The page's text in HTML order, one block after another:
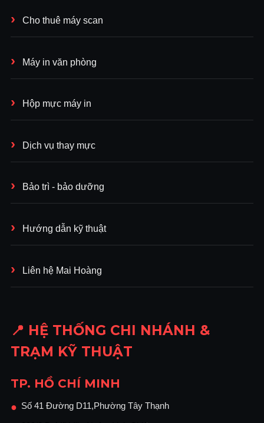
Cho thuê máy scan
Máy in văn phòng
Hộp mực máy in
Dịch vụ thay mực
Bảo trì - bảo dưỡng
Hướng dẫn kỹ thuật
Liên hệ Mai Hoàng
📍 HỆ THỐNG CHI NHÁNH &
TRẠM KỸ THUẬT
TP. HỒ CHÍ MINH
● Số 41 Đường D11,Phường Tây Thạnh